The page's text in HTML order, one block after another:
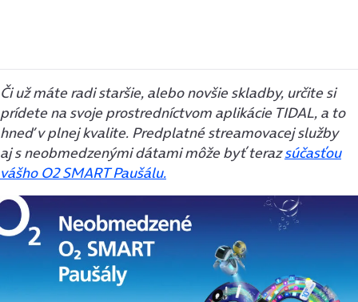
Či už máte radi staršie, alebo novšie skladby, určite si
prídete na svoje prostredníctvom aplikácie TIDAL, a to
hneď v plnej kvalite. Predplatné streamovacej služby
aj s neobmedzenými dátami môže byť terazsúčasťou
vášho O2 SMART Paušálu.